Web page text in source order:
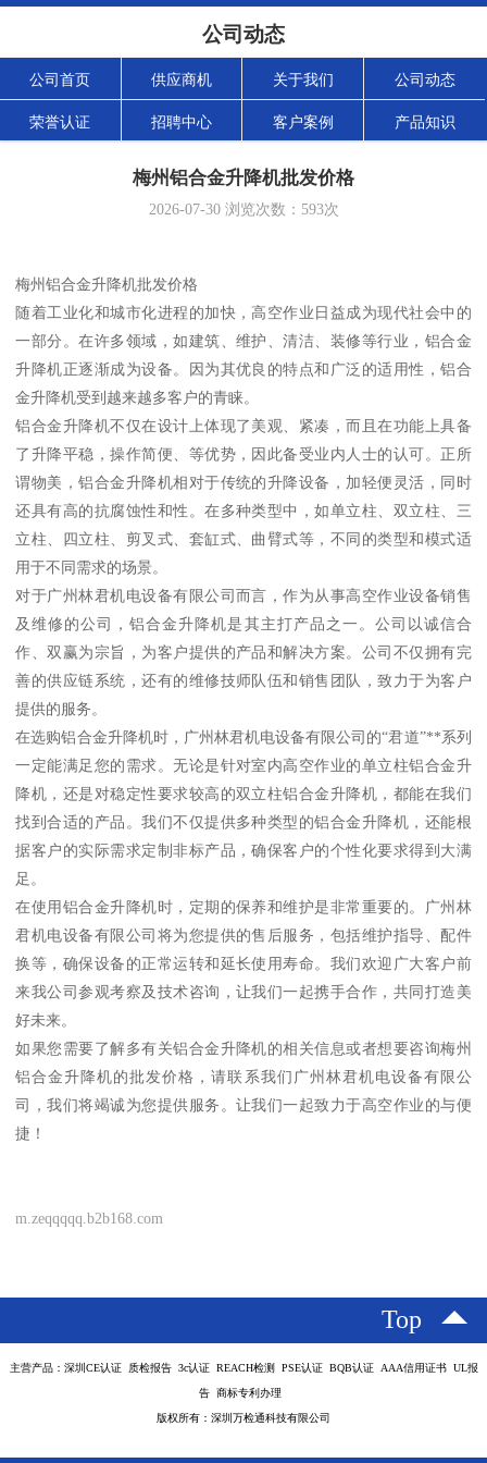
公司动态
公司首页 供应商机 关于我们 公司动态
荣誉认证 招聘中心 客户案例 产品知识
梅州铝合金升降机批发价格
2026-07-30浏览次数： 593次
梅州铝合金升降机批发价格
随着工业化和城市化进程的加快，高空作业日益成为现代社会中的
一部分。在许多领域，如建筑、维护、清洁、装修等行业，铝合金
升降机正逐渐成为设备。因为其优良的特点和广泛的适用性，铝合
金升降机受到越来越多客户的青睐。
铝合金升降机不仅在设计上体现了美观、紧凑，而且在功能上具备
了升降平稳，操作简便、等优势，因此备受业内人士的认可。正所
谓物美，铝合金升降机相对于传统的升降设备，加轻便灵活，同时
还具有高的抗腐蚀性和性。在多种类型中，如单立柱、双立柱、三
立柱、四立柱、剪叉式、套缸式、曲臂式等，不同的类型和模式适
用于不同需求的场景。
对于广州林君机电设备有限公司而言，作为从事高空作业设备销售
及维修的公司，铝合金升降机是其主打产品之一。公司以诚信合
作、双赢为宗旨，为客户提供的产品和解决方案。公司不仅拥有完
善的供应链系统，还有的维修技师队伍和销售团队，致力于为客户
提供的服务。
在选购铝合金升降机时，广州林君机电设备有限公司的“君道”**系列
一定能满足您的需求。无论是针对室内高空作业的单立柱铝合金升
降机，还是对稳定性要求较高的双立柱铝合金升降机，都能在我们
找到合适的产品。我们不仅提供多种类型的铝合金升降机，还能根
据客户的实际需求定制非标产品，确保客户的个性化要求得到大满
足。
在使用铝合金升降机时，定期的保养和维护是非常重要的。广州林
君机电设备有限公司将为您提供的售后服务，包括维护指导、配件
换等，确保设备的正常运转和延长使用寿命。我们欢迎广大客户前
来我公司参观考察及技术咨询，让我们一起携手合作，共同打造美
好未来。
如果您需要了解多有关铝合金升降机的相关信息或者想要咨询梅州
铝合金升降机的批发价格，请联系我们广州林君机电设备有限公
司，我们将竭诚为您提供服务。让我们一起致力于高空作业的与便
捷！
m.zeqqqqq.b2b168.com
Top
主营产品：深圳CE认证 质检报告 3c认证 REACH检测 PSE认证 BQB认证 AAA信用证书 UL报
告 商标专利办理
版权所有：深圳万检通科技有限公司